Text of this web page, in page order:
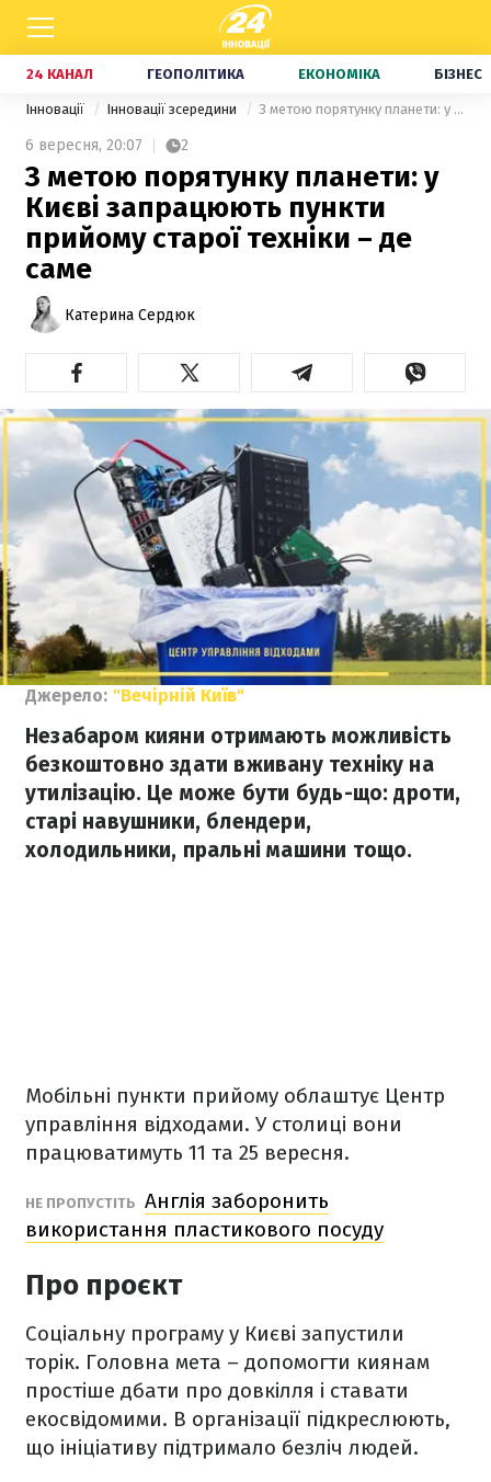
24 КАНАЛ ГЕОПОЛІТИКА ЕКОНОМІКА БІЗНЕС
Інновації Інновації зсередини З метою порятунку планети: у Києві запрацюють пункти прийому старої техніки – де саме
6 вересня, 20:07 2
З метою порятунку планети: у
Києві запрацюють пункти
прийому старої техніки – де
саме
Катерина Сердюк
Джерело: "Вечірній Київ"
Незабаром кияни отримають можливість
безкоштовно здати вживану техніку на
утилізацію. Це може бути будь-що: дроти,
старі навушники, блендери,
холодильники, пральні машини тощо.
Мобільні пункти прийому облаштує Центр
управління відходами. У столиці вони
працюватимуть 11 та 25 вересня.
НЕ ПРОПУСТІТЬ Англія заборонить
використання пластикового посуду
Про проєкт
Соціальну програму у Києві запустили
торік. Головна мета – допомогти киянам
простіше дбати про довкілля і ставати
екосвідомими. В організації підкреслюють,
що ініціативу підтримало безліч людей.